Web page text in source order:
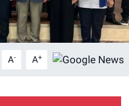
A- A+